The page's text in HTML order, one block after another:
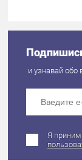
и узнавай
Я